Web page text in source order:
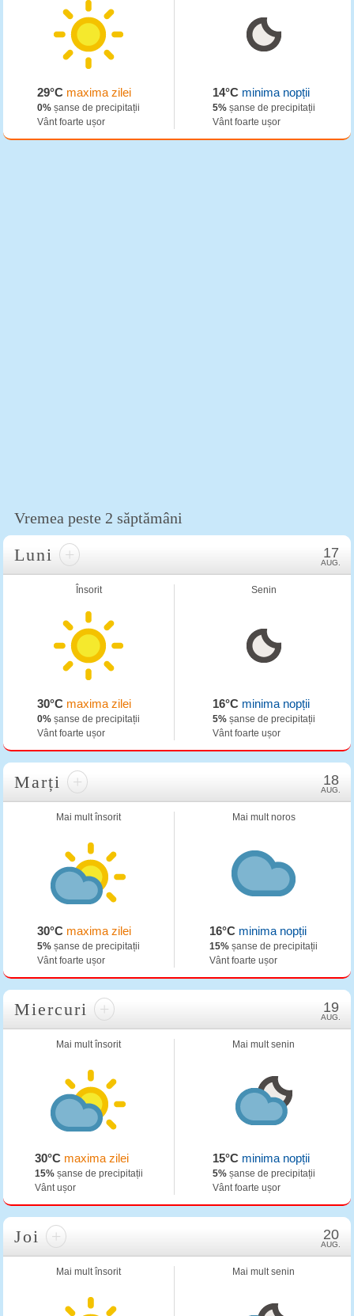
29°C maxima zilei
0% șanse de precipitații
Vânt foarte ușor
14°Cminima nopții
5%șanse de precipitații
Vânt foarte ușor
Vremea peste 2 săptămâni
Luni + 17
AUG.
Însorit
30°C maxima zilei
0% șanse de precipitații
Vânt foarte ușor
Senin
16°Cminima nopții
5%șanse de precipitații
Vânt foarte ușor
Marți + 18
AUG.
Mai mult însorit
30°C maxima zilei
5% șanse de precipitații
Vânt foarte ușor
Mai mult noros
16°C minima nopții
15% șanse de precipitații
Vânt foarte ușor
Miercuri + 19
AUG.
Mai mult însorit
30°Cmaxima zilei
15%șanse de precipitații
Vânt ușor
Mai mult senin
15°Cminima nopții
5%șanse de precipitații
Vânt foarte ușor
Joi + 20
AUG.
Mai mult însorit Mai mult senin